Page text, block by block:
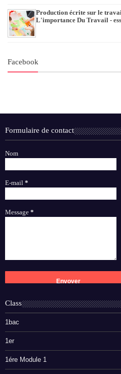
Production écrite sur le
L'importance Du Travail -
Facebook
Formulaire de contact
Nom
E-mail *
Message *
Class
1bac
1er
1ére Module 1